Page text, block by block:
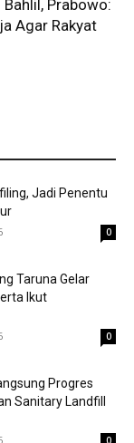
Prabowo:
Agar Rakyat
Jadi Penentu
0
Taruna Gelar
Ikut
0
Progres
Sanitary Landfill